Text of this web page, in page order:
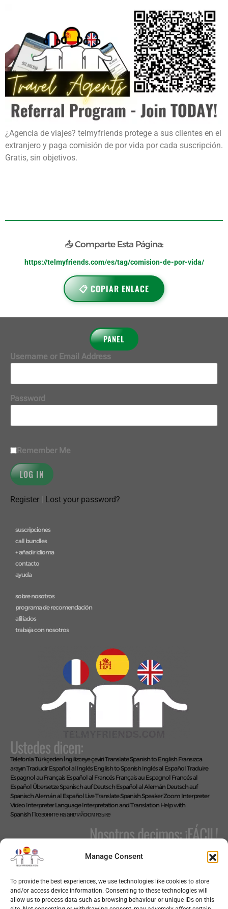
Manage Consent
To provide the best experiences, we use technologies like cookies to store
and/or access device information. Consenting to these technologies will
allow us to process data such as browsing behaviour or unique IDs on this
site. Not consenting or withdrawing consent, may adversely affect certain
¿Agencia de viajes? telmyfriends protege a sus clientes en el
extranjero y paga comisión de por vida por cada suscripción.
Gratis, sin objetivos.
📤 Comparte Esta Página:
https://telmyfriends.com/es/tag/comision-de-por-vida/
📋 COPIAR ENLACE
PANEL
Username or Email Address
Password
Remember Me
Register Lost your password?
suscripciones
call bundles
+ añadir idioma
contacto
ayuda
sobre nosotros
programa de recomendación
afiliados
trabaja con nosotros
Ustedes dicen:
Telefonla Türkçeden İngilizceye çeviriTranslate Spanish to English Fransızca
arayınTraducir Español al Inglés English to Spanish Inglés al EspañolTraduire
Espagnol au Français Español al Francés Français au Espagnol Francés al
Español Übersetze Spanisch auf Deutsch Español al Alemán Deutsch auf
SpanischAlemán al Español Live Translate Spanish Speaker Zoom Interpreter
Video Interpreter Language Interpretation and Translation Help with
Spanish Позвоните на английском языке
Nosotros decimos: ¡FÁCIL!